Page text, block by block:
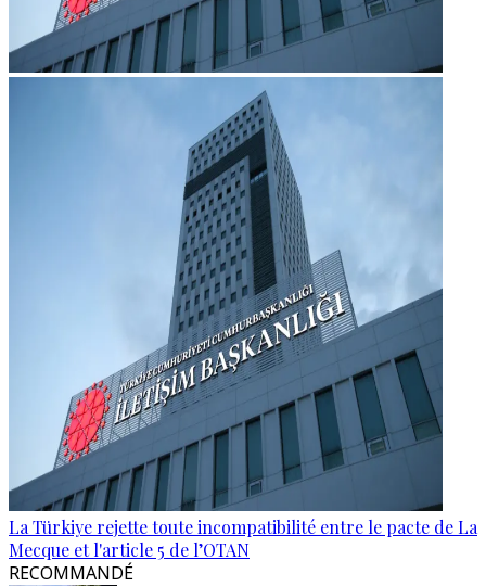
La Türkiye rejette toute incompatibilité entre le pacte de La
Mecque et l'article 5 de l’OTAN
RECOMMANDÉ